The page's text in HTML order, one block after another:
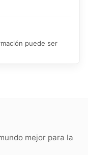
puede ser
mejor para la